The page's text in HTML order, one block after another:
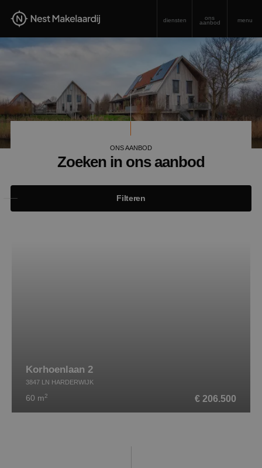
diensten ons
aanbod menu
ONS AANBOD
Zoeken in ons aanbod
Filteren
Korhoenlaan 2
3847 LN HARDERWIJK
60 m2 € 206.500